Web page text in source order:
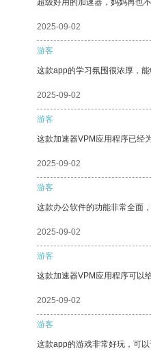
超级好用的加速器，妈妈再也
2025-09-02
游客
这款app的学习氛围很浓厚，
2025-09-02
游客
这款加速器VPM应用程序已经
2025-09-02
游客
这款办公软件的功能非常全面
2025-09-02
游客
这款加速器VPM应用程序可以
2025-09-02
游客
这款app的游戏非常好玩，可以